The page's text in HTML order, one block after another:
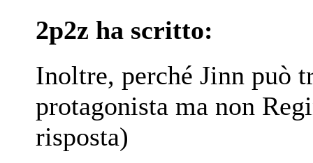
2p2z ha scritto:
Inoltre, perché Jinn può
protagonista ma non
risposta)